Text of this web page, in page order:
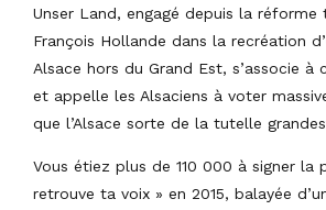
Unser Land, engagé depuis la réforme
François Hollande dans la recréation
Alsace hors du Grand Est, s’associe
et appelle les Alsaciens à voter
que l’Alsace sorte de la tutelle
Vous étiez plus de 110 000 à signer la
retrouve ta voix » en 2015, balayée